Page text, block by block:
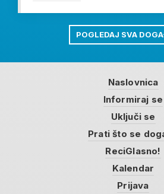
POGLEDAJ SVA
Naslovnica
Informiraj se
Uključi se
Prati što se
ReciGlasno!
Kalendar
Prijava